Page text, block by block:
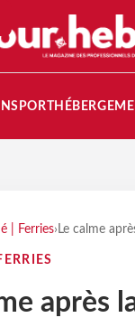
| Ferries› Le calme
après